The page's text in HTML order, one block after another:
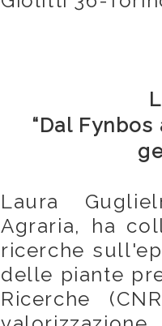
“Dal
Laura
Agraria, ha
ricerche
delle piante
Ricerche